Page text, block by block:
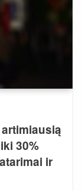
30%
ir